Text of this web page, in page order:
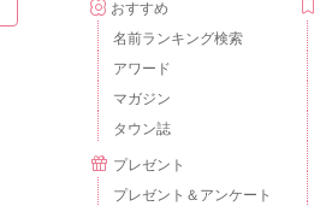
おすすめ
名前ランキング検索
アワード
マガジン
タウン誌
プレゼント
プレゼント＆アンケート